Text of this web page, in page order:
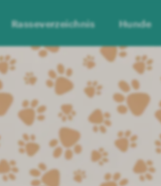
Rasseverzeichnis Hunde